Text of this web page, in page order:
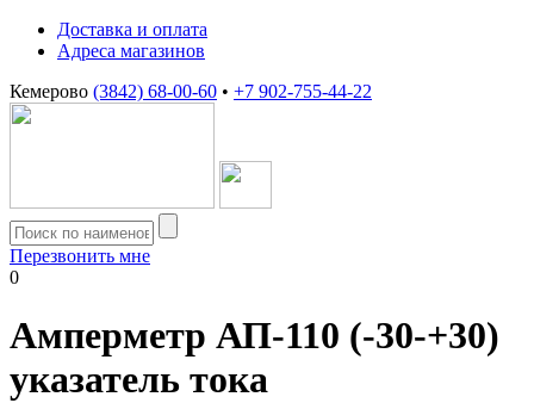
Доставка и оплата
Адреса магазинов
Кемерово (3842) 68-00-60 • +7 902-755-44-22
Перезвонить мне
0
Амперметр АП-110 (-30-+30)
указатель тока